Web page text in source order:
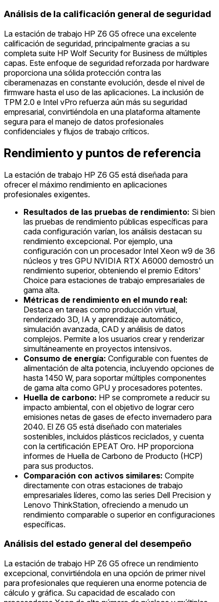
Análisis de la calificación general de seguridad
La estación de trabajo HP Z6 G5 ofrece una excelente
calificación de seguridad, principalmente gracias a su
completa suite HP Wolf Security for Business de múltiples
capas. Este enfoque de seguridad reforzada por hardware
proporciona una sólida protección contra las
ciberamenazas en constante evolución, desde el nivel de
firmware hasta el uso de las aplicaciones. La inclusión de
TPM 2.0 e Intel vPro refuerza aún más su seguridad
empresarial, convirtiéndola en una plataforma altamente
segura para el manejo de datos profesionales
confidenciales y flujos de trabajo críticos.
Rendimiento y puntos de referencia
La estación de trabajo HP Z6 G5 está diseñada para
ofrecer el máximo rendimiento en aplicaciones
profesionales exigentes.
Resultados de las pruebas de rendimiento: Si bien
las pruebas de rendimiento públicas específicas para
cada configuración varían, los análisis destacan su
rendimiento excepcional. Por ejemplo, una
configuración con un procesador Intel Xeon w9 de 36
núcleos y tres GPU NVIDIA RTX A6000 demostró un
rendimiento superior, obteniendo el premio Editors'
Choice para estaciones de trabajo empresariales de
gama alta.
Métricas de rendimiento en el mundo real:
Destaca en tareas como producción virtual,
renderizado 3D, IA y aprendizaje automático,
simulación avanzada, CAD y análisis de datos
complejos. Permite a los usuarios crear y renderizar
simultáneamente en proyectos intensivos.
Consumo de energía: Configurable con fuentes de
alimentación de alta potencia, incluyendo opciones de
hasta 1450 W, para soportar múltiples componentes
de gama alta como GPU y procesadores potentes.
Huella de carbono: HP se compromete a reducir su
impacto ambiental, con el objetivo de lograr cero
emisiones netas de gases de efecto invernadero para
2040. El Z6 G5 está diseñado con materiales
sostenibles, incluidos plásticos reciclados, y cuenta
con la certificación EPEAT Oro. HP proporciona
informes de Huella de Carbono de Producto (HCP)
para sus productos.
Comparación con activos similares: Compite
directamente con otras estaciones de trabajo
empresariales líderes, como las series Dell Precision y
Lenovo ThinkStation, ofreciendo a menudo un
rendimiento comparable o superior en configuraciones
específicas.
Análisis del estado general del desempeño
La estación de trabajo HP Z6 G5 ofrece un rendimiento
excepcional, convirtiéndola en una opción de primer nivel
para profesionales que requieren una enorme potencia de
cálculo y gráfica. Su capacidad de escalado con